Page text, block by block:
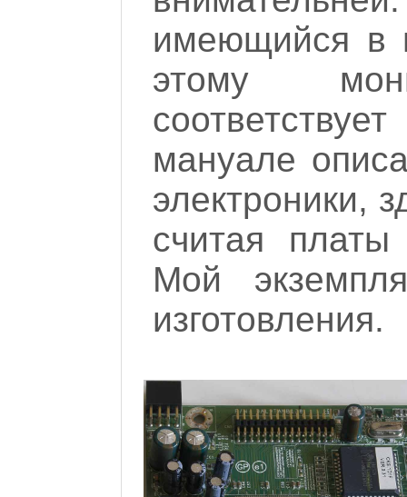
имеющийся в
этому
мануале
электроники,
считая
Мой
изготовления.